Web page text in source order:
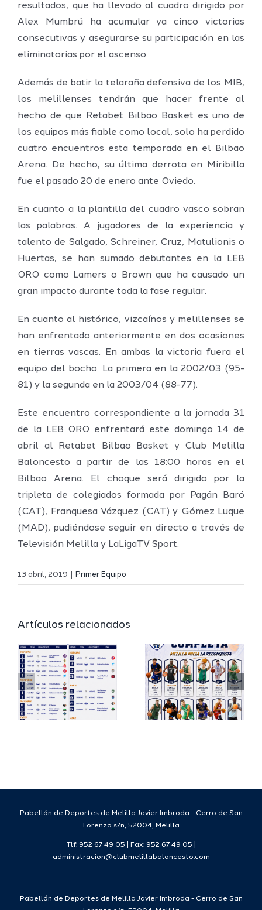
resultados, que ha llevado al cuadro dirigido por
Alex Mumbrú ha acumular ya cinco victorias
consecutivas y asegurarse su participación en las
eliminatorias por el ascenso.
Además de batir la telaraña defensiva de los MIB,
los melillenses tendrán que hacer frente al
hecho de que Retabet Bilbao Basket es uno de
los equipos más fiable como local, solo ha perdido
cuatro encuentros esta temporada en el Bilbao
Arena. De hecho, su última derrota en Miribilla
fue el pasado 20 de enero ante Oviedo.
En cuanto a la plantilla del cuadro vasco sobran
las palabras. A jugadores de la experiencia y
talento de Salgado, Schreiner, Cruz, Matulionis o
Huertas, se han sumado debutantes en la LEB
ORO como Lamers o Brown que ha causado un
gran impacto durante toda la fase regular.
En cuanto al histórico, vizcaínos y melillenses se
han enfrentado anteriormente en dos ocasiones
en tierras vascas. En ambas la victoria fuera el
equipo del bocho. La primera en la 2002/03 (95-
81) y la segunda en la 2003/04 (88-77).
Este encuentro correspondiente a la jornada 31
de la LEB ORO enfrentará este domingo 14 de
abril al Retabet Bilbao Basket y Club Melilla
Baloncesto a partir de las 18:00 horas en el
Bilbao Arena. El choque será dirigido por la
tripleta de colegiados formada por Pagán Baró
(CAT), Franquesa Vázquez (CAT) y Gómez Luque
(MAD), pudiéndose seguir en directo a través de
Televisión Melilla y LaLigaTV Sport.
13 abril, 2019 Primer Equipo
Artículos relacionados
El Melilla
del
Deporte
completa
su
proyecto
FEB y la
Copa
España
FEB para
2026/27
Pabellón de Deportes de Melilla Javier Imbroda - Cerro de San
Lorenzo s/n, 52004, Melilla
Tlf: 952 67 49 05 | Fax: 952 67 49 05 |
administracion@clubmelillabaloncesto.com
Pabellón de Deportes de Melilla Javier Imbroda - Cerro de San